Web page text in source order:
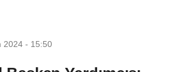
2024 - 15:50